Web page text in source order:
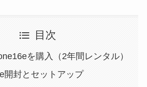
目次
を購入（2年間レンタル）
開封とセットアップ